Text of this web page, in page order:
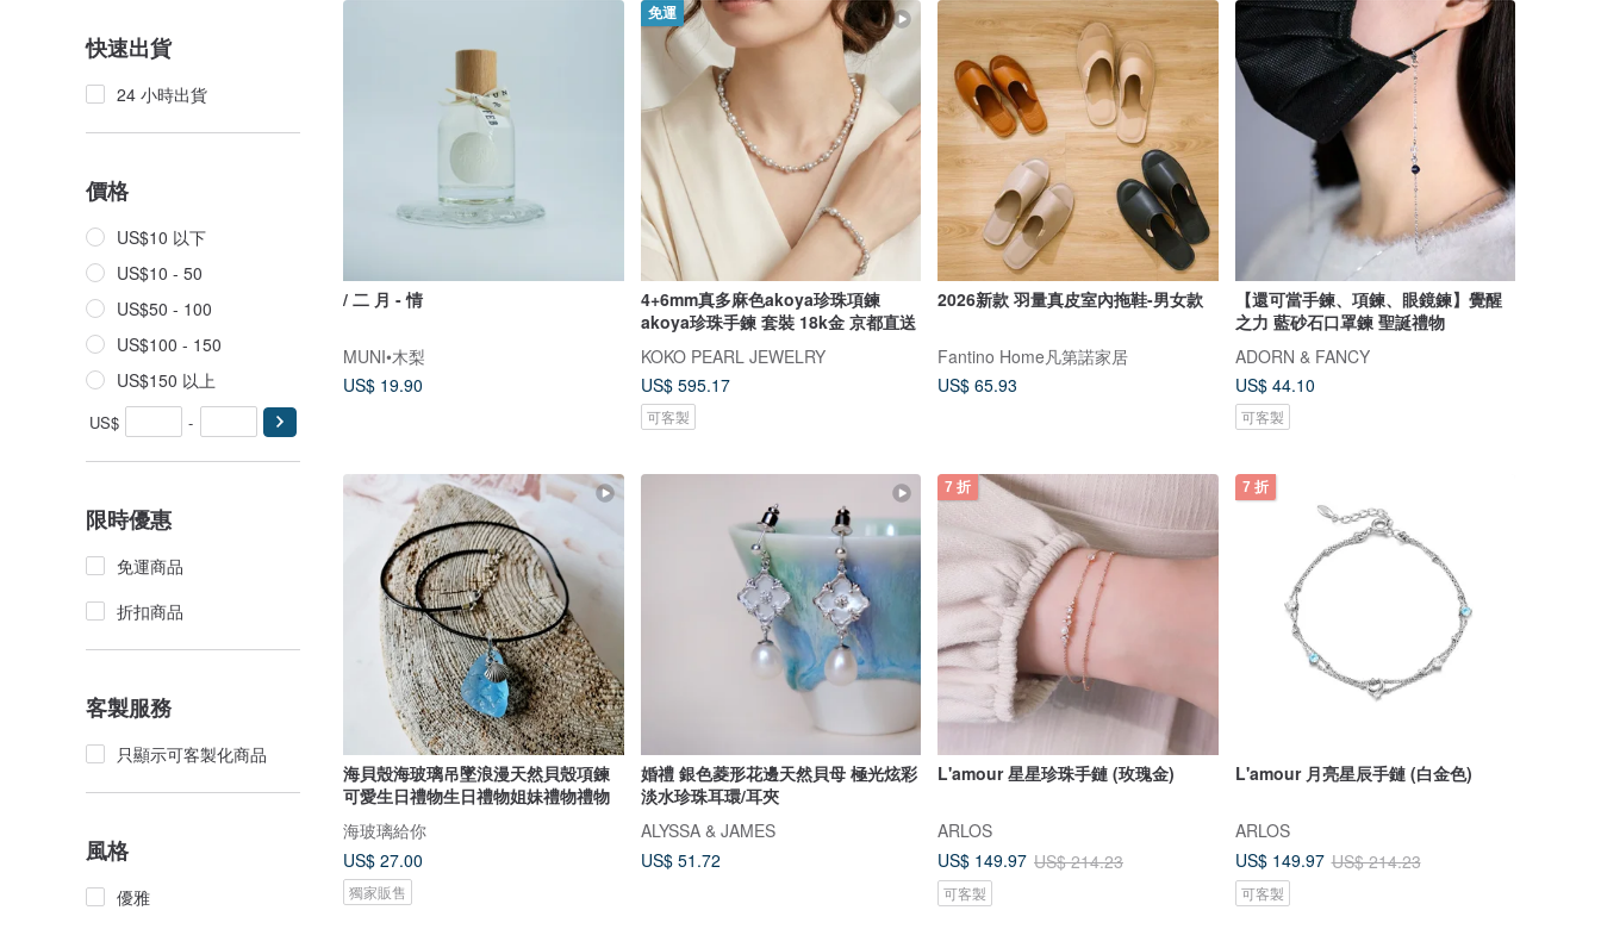
快速出貨
24 小時出貨
價格
US$10 以下
US$10 - 50
US$50 - 100
US$100 - 150
US$150 以上
US$ -
限時優惠
免運商品
折扣商品
客製服務
只顯示可客製化商品
風格
優雅
/ 二 月 - 情
MUNI•木梨
US$ 19.90
免運
4+6mm真多麻色akoya珍珠項鍊
akoya珍珠手鍊 套裝 18k金 京都直送
KOKO PEARL JEWELRY
US$ 595.17
可客製
2026新款 羽量真皮室內拖鞋-男女款
Fantino Home凡第諾家居
US$ 65.93
【還可當手鍊、項鍊、眼鏡鍊】覺醒
之力 藍砂石口罩鍊 聖誕禮物
ADORN & FANCY
US$ 44.10
可客製
海貝殼海玻璃吊墜浪漫天然貝殼項鍊
可愛生日禮物生日禮物姐妹禮物禮物
海玻璃給你
US$ 27.00
獨家販售
婚禮 銀色菱形花邊天然貝母 極光炫彩
淡水珍珠耳環/耳夾
ALYSSA & JAMES
US$ 51.72
7 折
L'amour 星星珍珠手鏈 (玫瑰金)
ARLOS
US$ 149.97 US$ 214.23
可客製
7 折
L'amour 月亮星辰手鏈 (白金色)
ARLOS
US$ 149.97 US$ 214.23
可客製